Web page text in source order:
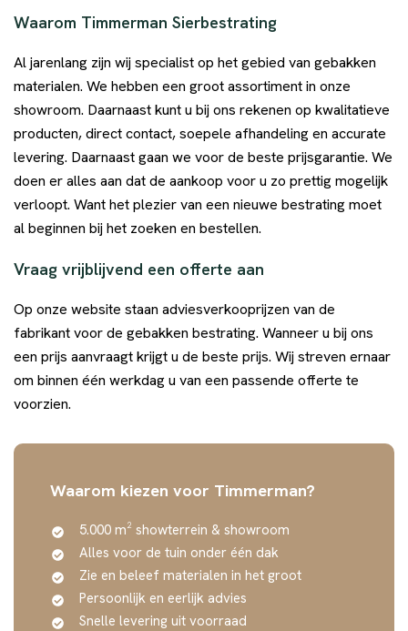
Waarom Timmerman Sierbestrating
Al jarenlang zijn wij specialist op het gebied van gebakken
materialen. We hebben een groot assortiment in onze
showroom. Daarnaast kunt u bij ons rekenen op kwalitatieve
producten, direct contact, soepele afhandeling en accurate
levering. Daarnaast gaan we voor de beste prijsgarantie. We
doen er alles aan dat de aankoop voor u zo prettig mogelijk
verloopt. Want het plezier van een nieuwe bestrating moet
al beginnen bij het zoeken en bestellen.
Vraag vrijblijvend een offerte aan
Op onze website staan adviesverkooprijzen van de
fabrikant voor de gebakken bestrating. Wanneer u bij ons
een prijs aanvraagt krijgt u de beste prijs. Wij streven ernaar
om binnen één werkdag u van een passende offerte te
voorzien.
Waarom kiezen voor Timmerman?
5.000 m² showterrein & showroom
Alles voor de tuin onder één dak
Zie en beleef materialen in het groot
Persoonlijk en eerlijk advies
Snelle levering uit voorraad